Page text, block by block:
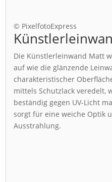
© PixelfotoExpress
Die Künstlerleinwand Matt
auf wie die glänzende
charakteristischer
mittels Schutzlack veredelt,
beständig gegen UV-Licht
sorgt für eine weiche Optik
Ausstrahlung.